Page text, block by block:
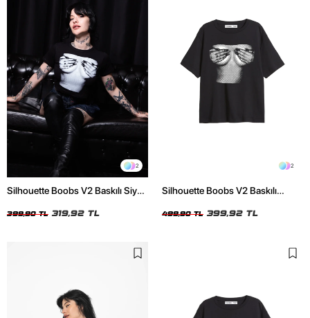
2
Silhouette Boobs V2 Baskılı Siyah
399,90 TL 319,92 TL
2
Silhouette Boobs V2 Baskılı
499,90 TL 399,92 TL